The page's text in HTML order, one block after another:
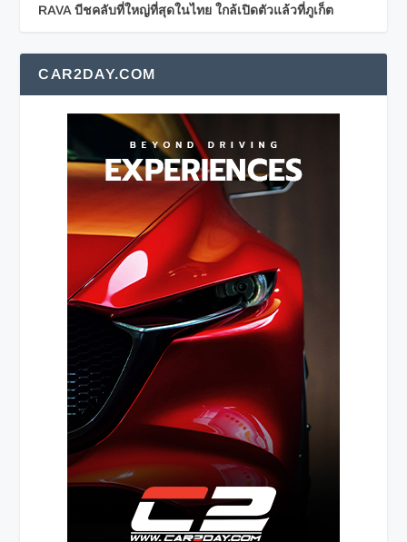
RAVA บีชคลับที่ใหญ่ที่สุดในไทย ใกล้เปิดตัวแล้วที่ภูเก็ต
CAR2DAY.COM